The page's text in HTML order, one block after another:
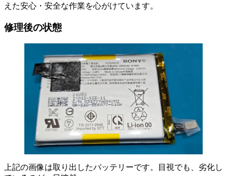
えた安心・安全な作業を心がけています。
修理後の状態
上記の画像は取り出したバッテリーです。目視でも、劣化し